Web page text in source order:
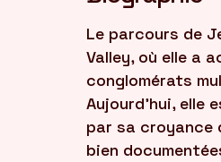
Le parcours de
Valley, où elle a
conglomérats
Aujourd’hui, elle
par sa croyance
bien